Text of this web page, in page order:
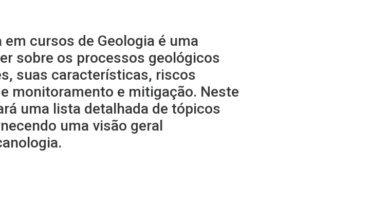
cursos de Geologia é uma
sobre os processos geológicos
suas características, riscos
monitoramento e mitigação. Neste
uma lista detalhada de tópicos
uma visão geral